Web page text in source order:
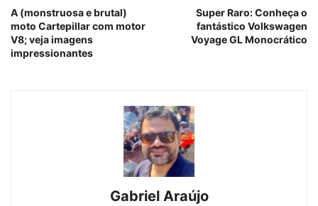
A (monstruosa e brutal)
moto Cartepillar com motor
V8; veja imagens
impressionantes
Super Raro: Conheça o
fantástico Volkswagen
Voyage GL Monocrático
Gabriel Araújo